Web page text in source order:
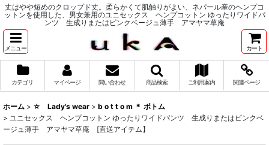
丈はやや短めのクロップド丈。柔らかくて肌触りがよい、ネパール産のヘンプコ
ットンを使用した、男女兼用のユニセックス ヘンプコットン ゆったりワイドパ
ンツ 生成りまたはピンクベージュ薄手 アマヤマ草庵
メニュー カート
カテゴリ マイページ 問い合わせ 商品検索 ご利用案内 関連ページ
ホーム > ☆ Lady's wear > b o t t o m ＊ ボトム
> ユニセックス ヘンプコットン ゆったりワイドパンツ 生成りまたはピンクベ
ージュ薄手 アマヤマ草庵 [直送アイテム】